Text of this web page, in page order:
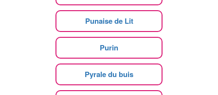
Punaise de Lit
Purin
Pyrale du buis